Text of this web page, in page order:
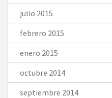
julio 2015
febrero 2015
enero 2015
octubre 2014
septiembre 2014